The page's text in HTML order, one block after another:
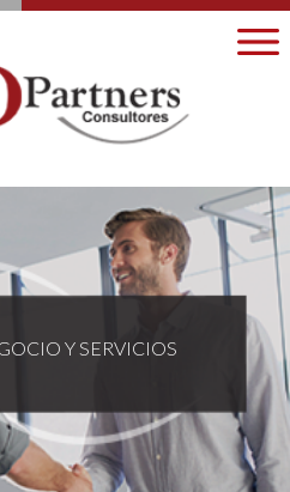
Y SERVICIOS